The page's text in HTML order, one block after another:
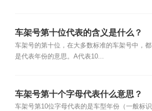
车架号第十位代表的含义是什么？
车架号的第十位，在大多数标准的车架号中，都
是代表年份的意思。A代表10...
车架号第十个字母代表什么意思？
车架号第10位字母代表的是车型年份（一般标识